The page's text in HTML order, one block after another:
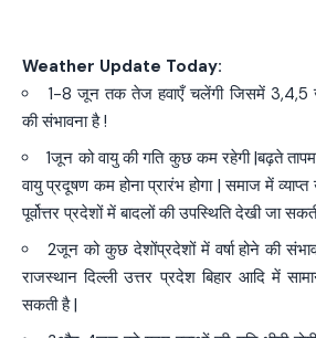
Weather Update Today:
1-8 जून तक तेज हवाएँ चलेंगी जिसमें 3,4,5
की संभावना है !
1जून को वायु की गति कुछ कम रहेगी |बढ़ते
वायु प्रदूषण कम होना प्रारंभ होगा | समाज में व्याप्त
पूर्वोत्तर प्रदेशों में बादलों की उपस्थिति देखी जा
2जून को कुछ देशोंप्रदेशों में वर्षा होने की
राजस्थान दिल्ली उत्तर प्रदेश बिहार आदि में
सकती है |